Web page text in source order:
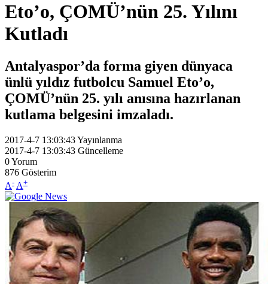
Eto’o, ÇOMÜ’nün 25. Yılını
Kutladı
Antalyaspor’da forma giyen dünyaca
ünlü yıldız futbolcu Samuel Eto’o,
ÇOMÜ’nün 25. yılı anısına hazırlanan
kutlama belgesini imzaladı.
2017-4-7 13:03:43Yayınlanma
2017-4-7 13:03:43 Güncelleme
0Yorum
876 Gösterim
A- A+